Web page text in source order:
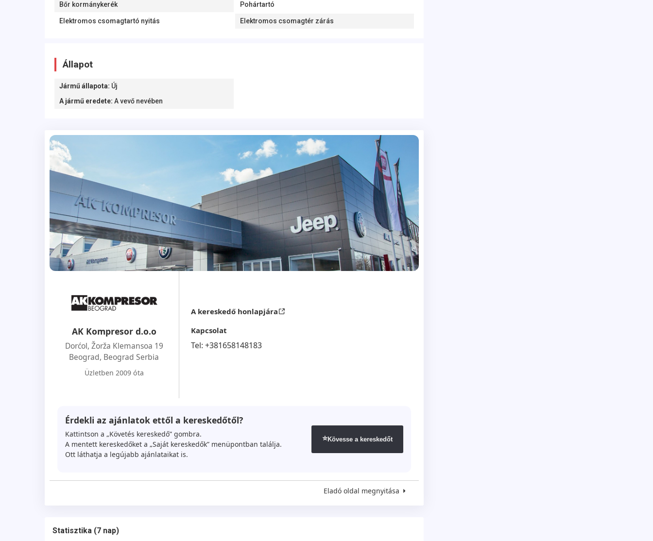
Bőr kormánykerék Pohártartó
Elektromos csomagtartó nyitás Elektromos csomagtér zárás
Állapot
Jármű állapota: Új
A jármű eredete: A vevő nevében
AK Kompresor d.o.o
Dorćol, Žorža Klemansoa 19
Beograd, Beograd Serbia
Üzletben 2009 óta
A kereskedő honlapjára
Kapcsolat
Tel: +381658148183
Érdekli az ajánlatok ettől a kereskedőtől?
Kattintson a „Követés kereskedő” gombra.
A mentett kereskedőket a „Saját kereskedők” menüpontban találja.
Ott láthatja a legújabb ajánlataikat is.
⭐Kövesse a kereskedőt
Eladó oldal megnyitása
Statisztika (7 nap)